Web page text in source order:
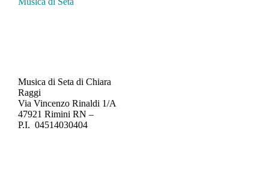
Musica di Seta di Chiara
Raggi
Via Vincenzo Rinaldi 1/A
47921 Rimini RN –
P.I. 04514030404